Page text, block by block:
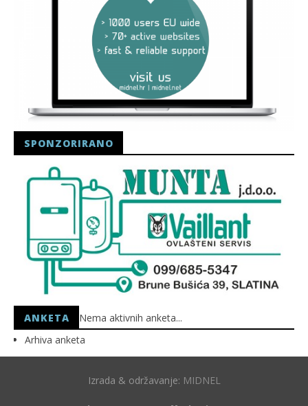
SPONZORIRANO
ANKETA
Nema aktivnih anketa...
Arhiva anketa
Izrada & održavanje: MIDNEL